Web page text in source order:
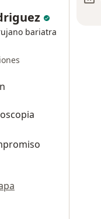
bariatra